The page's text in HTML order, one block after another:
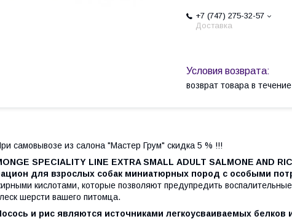
+7 (747) 275-32-57
Доставка
возврат товара в
самовывозе из салона "Мастер Грум" скидка 5 % !!!
SPECIALITY LINE EXTRA SMALL ADULT SALMONE AND
для взрослых собак миниатюрных пород с особыми
кислотами, которые позволяют предупредить
шерсти вашего питомца.
и рис являются источниками легкоусваиваемых